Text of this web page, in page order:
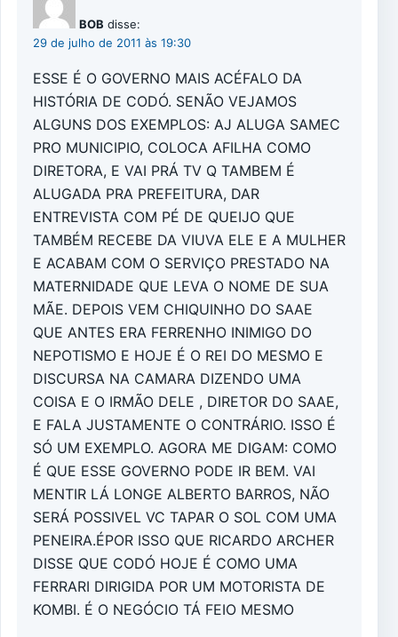
BOB disse:
29 de julho de 2011 às 19:30
ESSE É O GOVERNO MAIS ACÉFALO DA
HISTÓRIA DE CODÓ. SENÃO VEJAMOS
ALGUNS DOS EXEMPLOS: AJ ALUGA SAMEC
PRO MUNICIPIO, COLOCA AFILHA COMO
DIRETORA, E VAI PRÁ TV Q TAMBEM É
ALUGADA PRA PREFEITURA, DAR
ENTREVISTA COM PÉ DE QUEIJO QUE
TAMBÉM RECEBE DA VIUVA ELE E A MULHER
E ACABAM COM O SERVIÇO PRESTADO NA
MATERNIDADE QUE LEVA O NOME DE SUA
MÃE. DEPOIS VEM CHIQUINHO DO SAAE
QUE ANTES ERA FERRENHO INIMIGO DO
NEPOTISMO E HOJE É O REI DO MESMO E
DISCURSA NA CAMARA DIZENDO UMA
COISA E O IRMÃO DELE , DIRETOR DO SAAE,
E FALA JUSTAMENTE O CONTRÁRIO. ISSO É
SÓ UM EXEMPLO. AGORA ME DIGAM: COMO
É QUE ESSE GOVERNO PODE IR BEM. VAI
MENTIR LÁ LONGE ALBERTO BARROS, NÃO
SERÁ POSSIVEL VC TAPAR O SOL COM UMA
PENEIRA.ÉPOR ISSO QUE RICARDO ARCHER
DISSE QUE CODÓ HOJE É COMO UMA
FERRARI DIRIGIDA POR UM MOTORISTA DE
KOMBI. É O NEGÓCIO TÁ FEIO MESMO